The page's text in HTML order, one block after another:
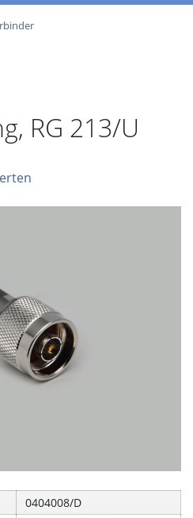
RG 213/U
0404008/D